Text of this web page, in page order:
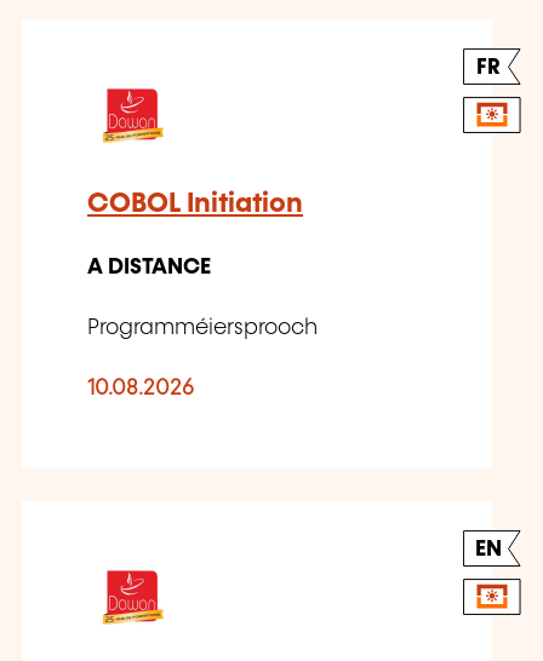
FR
COBOL Initiation
A DISTANCE
Programméiersprooch
10.08.2026
EN